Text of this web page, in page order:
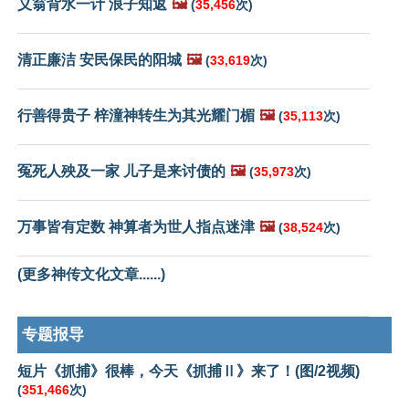
义翁背水一计 浪子知返 🖼️ (35,456次)
清正廉洁 安民保民的阳城 🖼️ (33,619次)
行善得贵子 梓潼神转生为其光耀门楣 🖼️ (35,113次)
冤死人殃及一家 儿子是来讨债的 🖼️ (35,973次)
万事皆有定数 神算者为世人指点迷津 🖼️ (38,524次)
(更多神传文化文章......)
专题报导
短片《抓捕》很棒，今天《抓捕Ⅱ》来了！(图/2视频)
(351,466次)